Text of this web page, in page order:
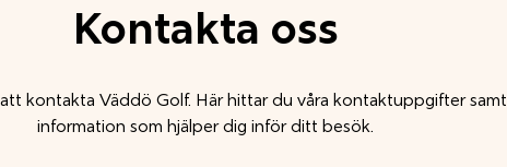
Kontakta oss
kontakta Väddö Golf. Här hittar du våra kontaktuppgifter samt
information som hjälper dig inför ditt besök.